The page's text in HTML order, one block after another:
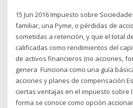
15 Jun 2016 Impuesto sobre
familiar, una Pyme, o pérdidas de
sometidas a retención, y que el total
calificadas como rendimientos del
de activos financieros (no acciones,
genera Funciona como una guía
acciones y planes de compensación
ciertas ventajas en el impuesto sobre
forma se conoce como opción